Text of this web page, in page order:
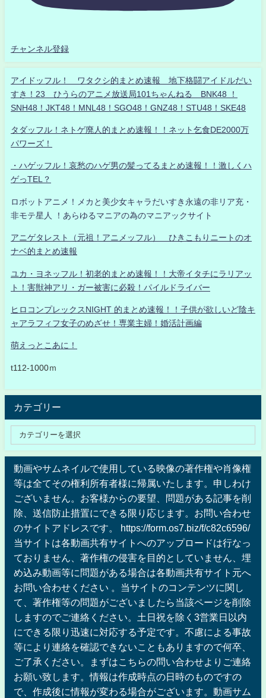
チャンネル登録
アイドッフル！ ワタクシ的まとめ速報 地下格闘アイドルだい
すき！23 ひうらのアニメ放送局101ちゃんねる BNK48 ！
SNH48！JKT48！MNL48！SGO48！GNZ48！STU48！SKE48
タダッフル！ネトゲ廃人的まとめ速報！！ネット乞食DE2000万
パワーズ！
・ハゲッフル！哀愁のハゲ男の髪ってるまとめ速報！！激しくハ
ゲっTEL？
ロボットアニメ！メカと美少女キャラだいすき永遠の非リア充・
非モテ星人 ！あらゆるマニアの為のマニアックサイト
アニゲタレスト（元祖！アニメッフル） ひきこもりニートのオ
ナベ的まとめ速報
ユカ・ヨネッフル！初老的まとめ速報！！大帝イタチにラリアッ
ト！害獣神アリ・ガー被害に必殺！パイルドライバー
ヒロコンプレックスNIGHT 的まとめ速報！！子供が欲しいど陰キ
ャアラフィフ女子のめざせ！専業主婦！婚活計画編
萌えっとこあに！
t112-1000ｍ
カテゴリー
動画やサムネイルで使用している映像の著作権や肖像権
等は全てその権利所有者様に帰属いたします。申しわけ
ございません。お客様からの要望、問題がある記事を削
除、送信防止措置にできる限り応じます。お問い合わせ
のサイトアドレスです。 https://form.os7.biz/f/c82c6596/
当サイトは各動画共有サイトへのアップロードは行なっ
ておりません、著作権の侵害を目的としていません、埋
め込み動画等に問題がある場合は各動画共有サイト元へ
お問い合わせください 。当サイトのコンテンツに関し
て、著作権等の問題がございましたら当該ページを削除
しますのでご連絡ください。土日祝を除く3営業日以内
にできる限り迅速に対応する予定です。不慮による事故
等により連絡を確認できないこともありますので何卒、
ご了承ください。まずはこちらの問い合わせよりご連絡
お願い致します。情報は作成時点の日時のものですの
で、作成後に情報が変わる場合がございます。動画サム